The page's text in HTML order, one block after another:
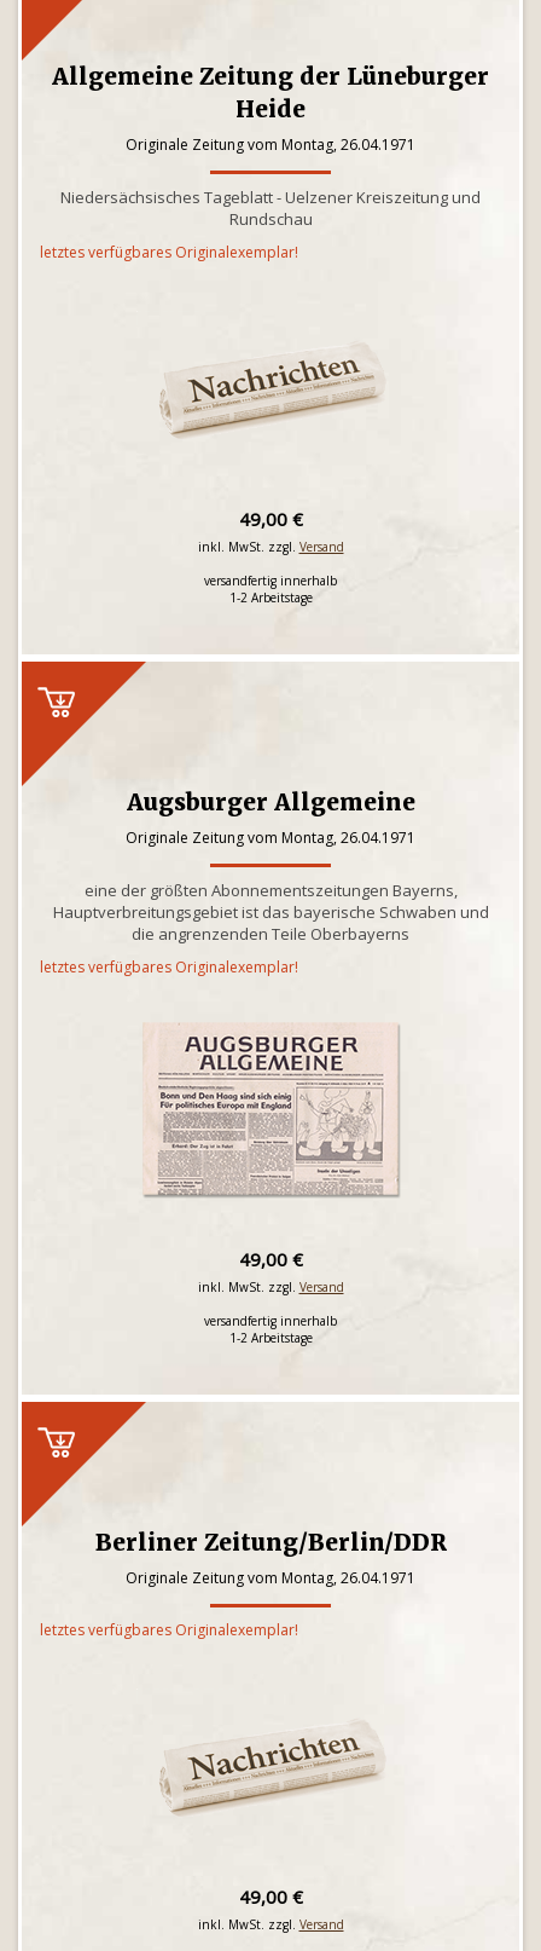
Allgemeine Zeitung der Lüneburger
Heide
Originale Zeitung vom Montag, 26.04.1971
Niedersächsisches Tageblatt - Uelzener Kreiszeitung und
Rundschau
letztes verfügbares Originalexemplar!
49,00 €
inkl. MwSt. zzgl. Versand
versandfertig innerhalb
1-2 Arbeitstage
Augsburger Allgemeine
Originale Zeitung vom Montag, 26.04.1971
eine der größten Abonnementszeitungen Bayerns,
Hauptverbreitungsgebiet ist das bayerische Schwaben und
die angrenzenden Teile Oberbayerns
letztes verfügbares Originalexemplar!
49,00 €
inkl. MwSt. zzgl. Versand
versandfertig innerhalb
1-2 Arbeitstage
Berliner Zeitung/Berlin/DDR
Originale Zeitung vom Montag, 26.04.1971
letztes verfügbares Originalexemplar!
49,00 €
inkl. MwSt. zzgl. Versand